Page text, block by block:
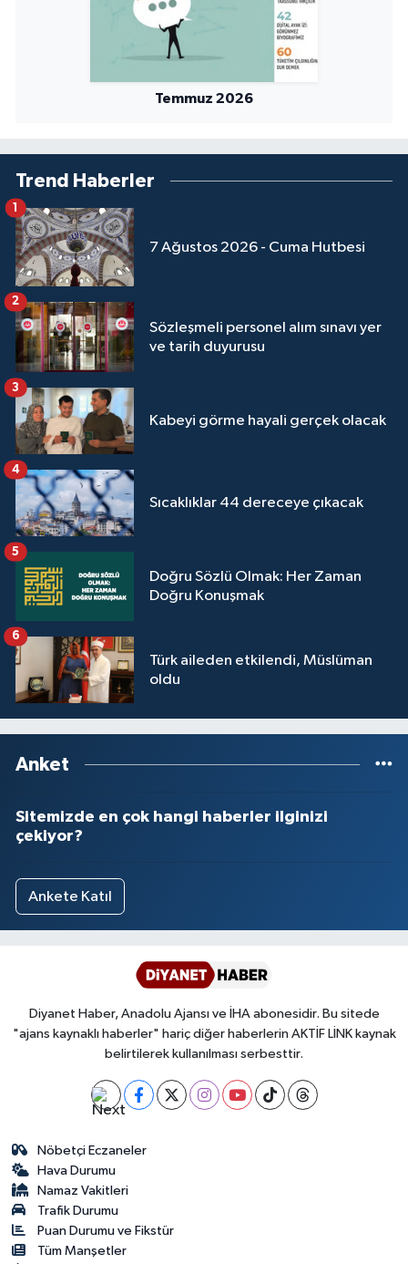
Temmuz 2026
Trend Haberler
7 Ağustos 2026 - Cuma Hutbesi
1
Sözleşmeli personel alım sınavı yer
ve tarih duyurusu
2
Kabeyi görme hayali gerçek olacak
3
Sıcaklıklar 44 dereceye çıkacak
4
Doğru Sözlü Olmak: Her Zaman
Doğru Konuşmak
5
Türk aileden etkilendi, Müslüman
oldu
6
Anket
Sitemizde en çok hangi haberler ilginizi
çekiyor?
Ankete Katıl
Diyanet Haber, Anadolu Ajansı ve İHA abonesidir. Bu sitede
"ajans kaynaklı haberler" hariç diğer haberlerin AKTİF LİNK kaynak
belirtilerek kullanılması serbesttir.
Nöbetçi Eczaneler
Hava Durumu
Namaz Vakitleri
Trafik Durumu
Puan Durumu ve Fikstür
Tüm Manşetler
Nevşehir Müftülüğü
Niğde Müftülüğü
Osmaniye Müftülüğü
Rize Müftülüğü
Sakarya Müftülüğü
Samsun Müftülüğü
Siirt Müftülüğü
Sinop Müftülüğü
Sivas Müftülüğü
Şanlıurfa Müftülüğü
Şırnak Müftülüğü
Tekirdağ Müftülüğü
Tokat Müftülüğü
Trabzon Müftülüğü
Tunceli Müftülüğü
Van Müftülüğü
Yalova Müftülüğü
Zonguldak Müftülüğü